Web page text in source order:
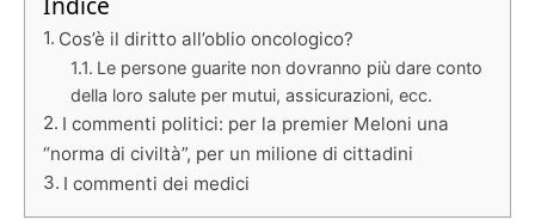
Cos’è il diritto all’oblio oncologico?
Le persone guarite non dovranno più dare conto
della loro salute per mutui, assicurazioni, ecc.
I commenti politici: per la premier Meloni una
“norma di civiltà”, per un milione di cittadini
I commenti dei medici